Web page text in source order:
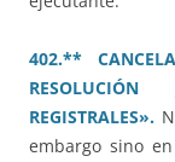
402.**
REGISTRALES».
embargo sino